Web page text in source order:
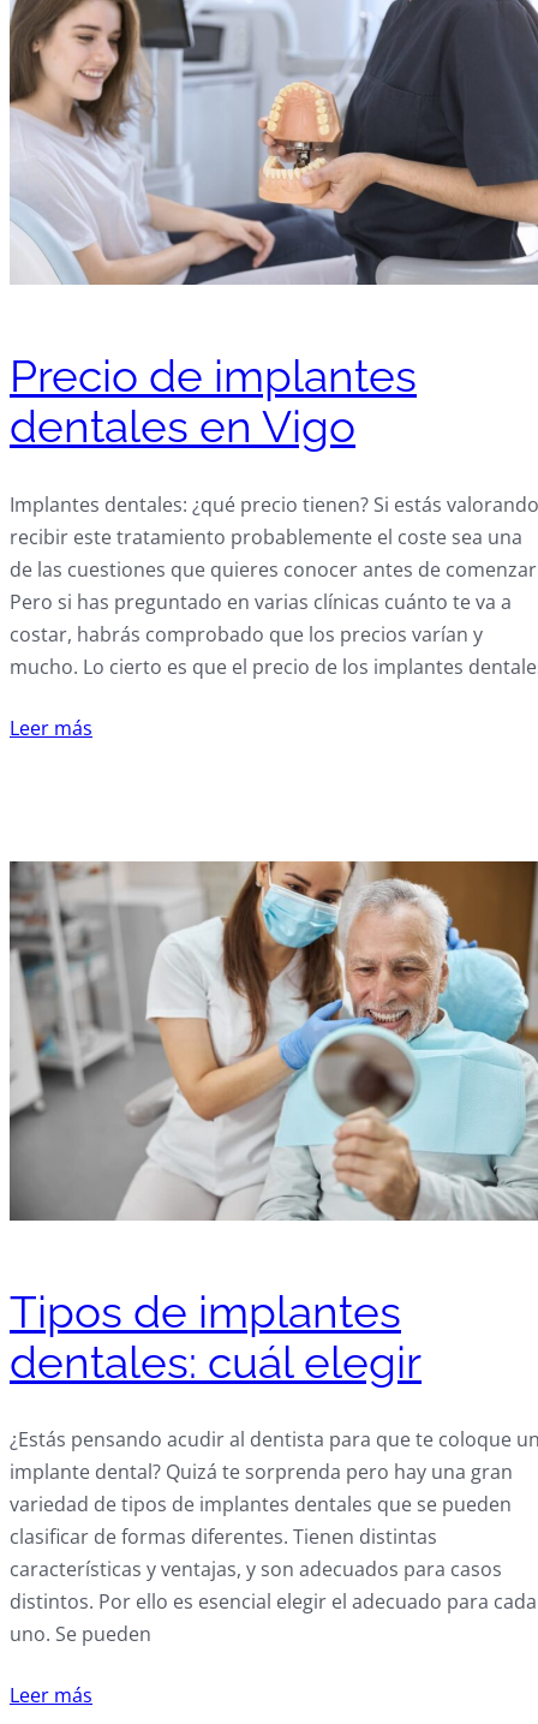
Precio de implantes
dentales en Vigo
Implantes dentales: ¿qué precio tienen? Si estás valorando
recibir este tratamiento probablemente el coste sea una
de las cuestiones que quieres conocer antes de
Pero si has preguntado en varias clínicas cuánto te va a
costar, habrás comprobado que los precios varían y
mucho. Lo cierto es que el precio de los implantes
Leer más
Tipos de implantes
dentales: cuál elegir
¿Estás pensando acudir al dentista para que te coloque
implante dental? Quizá te sorprenda pero hay una gran
variedad de tipos de implantes dentales que se pueden
clasificar de formas diferentes. Tienen distintas
características y ventajas, y son adecuados para casos
distintos. Por ello es esencial elegir el adecuado para cada
uno. Se pueden
Leer más